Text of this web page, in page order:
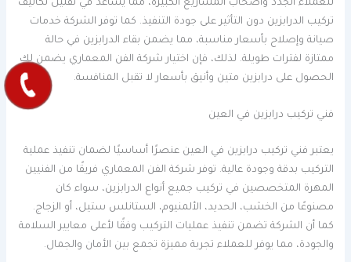
للعملاء الجدد وأصحاب المشاريع الكبيرة، مما يساعد في تقليل تكاليف
تركيب الدرابزين دون التأثير على جودة التنفيذ. كما توفر الشركة خدمات
صيانة وإصلاح بأسعار مناسبة، مما يضمن بقاء الدرابزين في حالة
ممتازة لفترات طويلة. لذلك، فإن اختيار شركة الفن المعماري يضمن لك
الحصول على درابزين متين وأنيق بأسعار لا تقبل المنافسة.
فني تركيب درابزين في العين
يعتبر فني تركيب درابزين في العين عنصرًا أساسيًا لضمان تنفيذ عملية
التركيب بدقة وجودة عالية. توفر شركة الفن المعماري فريقًا من الفنيين
المهرة المتخصصين في تركيب جميع أنواع الدرابزين، سواء كان
مصنوعًا من الخشب، الحديد، الألمنيوم، الستانلس ستيل، أو الزجاج.
كما أن الشركة تضمن تنفيذ عمليات التركيب وفقًا لأعلى معايير السلامة
والجودة، مما يوفر للعملاء تجربة مميزة تجمع بين الأمان والجمال.